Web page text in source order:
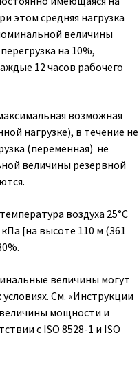
этом средняя нагрузка
величины
на 10%,
12 часов рабочего
возможная
нагрузке), в течение не
(переменная) не
величины резервной
воздуха 25°C
[на высоте 110 м (361
величины могут
См. «Инструкции
мощности и
с ISO 8528-1 и ISO